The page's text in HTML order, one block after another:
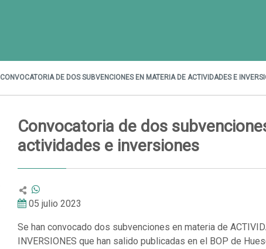
CONVOCATORIA DE DOS SUBVENCIONES EN MATERIA DE ACTIVIDADES E
Convocatoria de dos
actividades e inversiones
05 julio 2023
Se han convocado dos subvenciones en materia de
INVERSIONES que han salido publicadas en el BOP de